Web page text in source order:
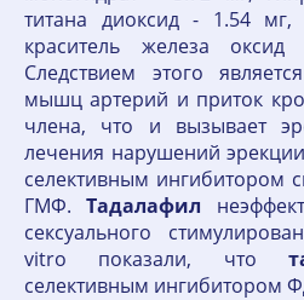
титана диоксид - 1.54
краситель железа
Следствием этого
мышц артерий и приток
члена, что и вызывает
лечения нарушений
селективным ингибитором
ГМФ.Тадалафил
сексуального
vitro показали, что
селективным ингибитором